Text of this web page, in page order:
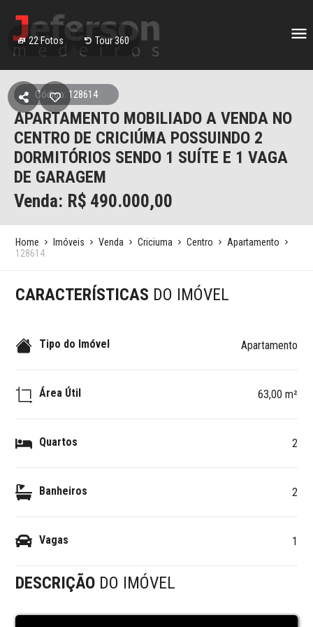
22 Fotos Tour 360
Código: 128614
APARTAMENTO MOBILIADO A VENDA NO
CENTRO DE CRICIÚMA POSSUINDO 2
DORMITÓRIOS SENDO 1 SUÍTE E 1 VAGA
DE GARAGEM
Venda: R$ 490.000,00
Home Imóveis Venda Criciuma Centro
Apartamento
128614
CARACTERÍSTICAS DO IMÓVEL
Tipo do Imóvel Apartamento
Área Útil 63,00 m²
Quartos 2
Banheiros 2
Vagas 1
DESCRIÇÃO DO IMÓVEL